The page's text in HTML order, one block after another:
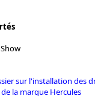
sur l'installation des
la marque Hercules